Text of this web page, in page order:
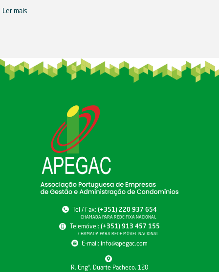
Ler mais
Tel / Fax:(+351) 220 937 654
CHAMADA PARA REDE FIXA NACIONAL
Telemóvel: (+351) 913 457 155
CHAMADA PARA REDE MÓVEL NACIONAL
E-mail: info@apegac.com
R. Engº. Duarte Pacheco, 120